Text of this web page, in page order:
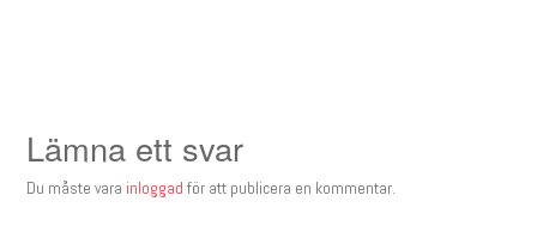
Lämna ett svar
Du måste vara inloggad för att publicera en kommentar.